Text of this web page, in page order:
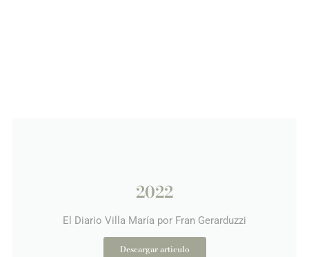
2022
El Diario Villa María por Fran Gerarduzzi
Descargar articulo